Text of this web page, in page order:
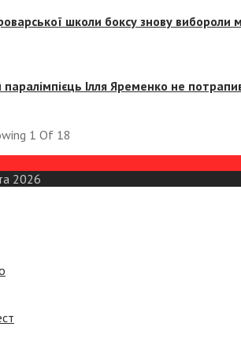
школи боксу знову вибороли
Ілля Яременко не
1 Of 18
2026